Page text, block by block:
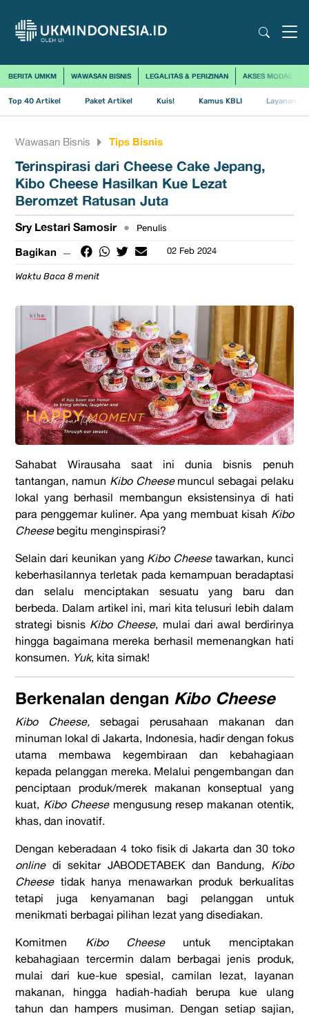
BERITA UMKM WAWASAN BISNIS LEGALITAS & PERIZINAN AKSES MODAL
Top 40 Artikel Paket Artikel Kuis! Kamus KBLI Layanan
Wawasan Bisnis Tips Bisnis
Terinspirasi dari Cheese Cake Jepang,
Kibo Cheese Hasilkan Kue Lezat
Beromzet Ratusan Juta
Sry Lestari Samosir • Penulis
Bagikan 02 Feb 2024
Waktu Baca 8 menit
Sahabat Wirausaha saat ini dunia bisnis penuh
tantangan, namun Kibo Cheesemuncul sebagai pelaku
lokal yang berhasil membangun eksistensinya di hati
para penggemar kuliner. Apa yang membuat kisah Kibo
Cheese begitu menginspirasi?
Selain dari keunikan yang Kibo Cheesetawarkan, kunci
keberhasilannya terletak pada kemampuan beradaptasi
dan selalu menciptakan sesuatu yang baru dan
berbeda. Dalam artikel ini, mari kita telusuri lebih dalam
strategi bisnis Kibo Cheese, mulai dari awal berdirinya
hingga bagaimana mereka berhasil memenangkan hati
konsumen. Yuk, kita simak!
Berkenalan dengan Kibo Cheese
Kibo Cheese, sebagai perusahaan makanan dan
minuman lokal di Jakarta, Indonesia, hadir dengan fokus
utama membawa kegembiraan dan kebahagiaan
kepada pelanggan mereka. Melalui pengembangan dan
penciptaan produk/merek makanan konseptual yang
kuat, Kibo Cheese mengusung resep makanan otentik,
khas, dan inovatif.
Dengan keberadaan 4 toko fisik di Jakarta dan 30 toko
online di sekitar JABODETABEK dan Bandung, Kibo
Cheesetidak hanya menawarkan produk berkualitas
tetapi juga kenyamanan bagi pelanggan untuk
menikmati berbagai pilihan lezat yang disediakan.
Komitmen Kibo Cheeseuntuk menciptakan
kebahagiaan tercermin dalam berbagai jenis produk,
mulai dari kue-kue spesial, camilan lezat, layanan
makanan, hingga hadiah-hadiah berupa kue ulang
tahun dan hampers musiman. Dengan setiap sajian,